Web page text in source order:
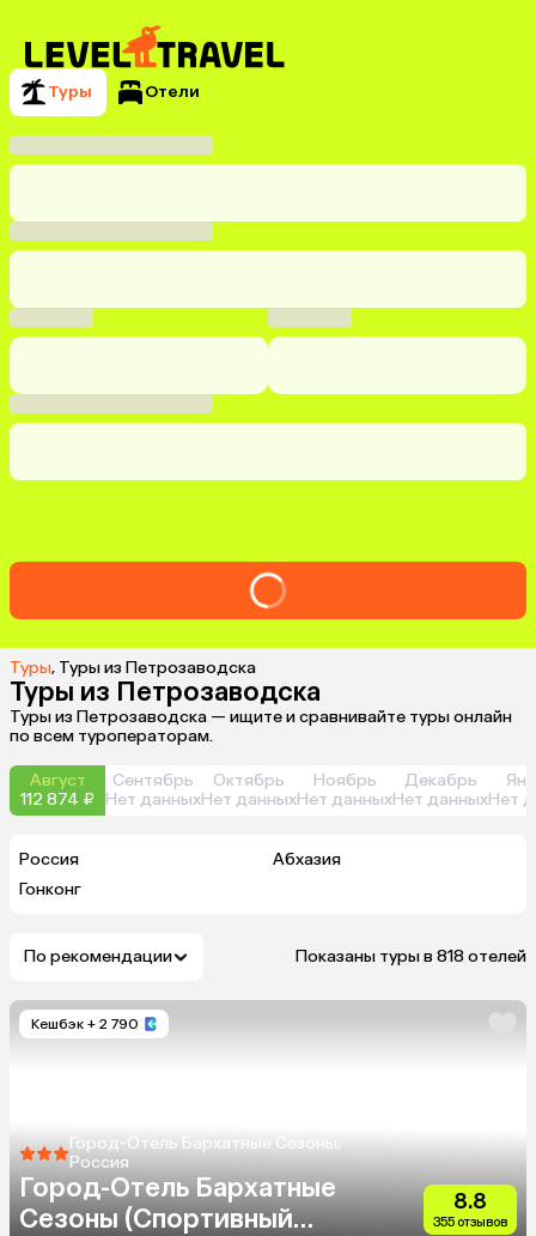
Туры Отели
Туры, Туры из Петрозаводска
Туры из Петрозаводска
Туры из Петрозаводска — ищите и сравнивайте туры онлайн
по всем туроператорам.
Август
112 874 ₽
Сентябрь
Нет данных
Октябрь
Нет данных
Ноябрь
Нет данных
Декабрь
Нет данныхНет
Россия
Абхазия
Гонконг
По рекомендации Показаны туры в 818 отелей
Кешбэк + 2 790
Город-Отель Бархатные Сезоны,
Россия
Город-Отель Бархатные
Сезоны (Спортивный
8.8
355 отзывов